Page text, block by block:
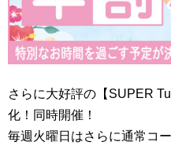
さらに大好評の【SUPER
化！同時開催！
毎週火曜日はさらに通常コ